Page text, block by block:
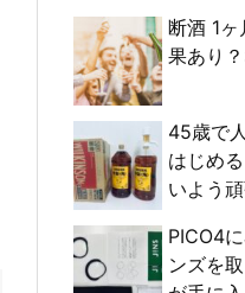
断酒 1
果あり
45歳で
はじめ
いよう
PICO4
ンズを